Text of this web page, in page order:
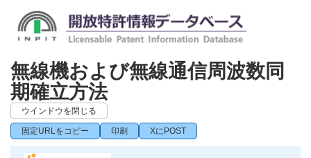
無線機および無線通信周波数同
期確立方法
ウインドウを閉じる
固定URLをコピー 印刷 XにPOST